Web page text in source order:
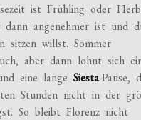
ist Frühling oder
angenehmer ist und
sitzen willst. Sommer
aber dann lohnt sich
eine langeSiesta-Pause,
Stunden nicht in der
So bleibt Florenz nicht